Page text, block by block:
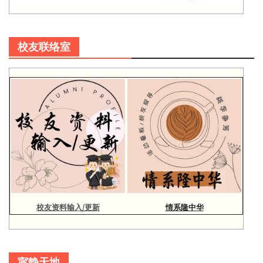
校友联络室
校友资料输入/更新 情系隆中华